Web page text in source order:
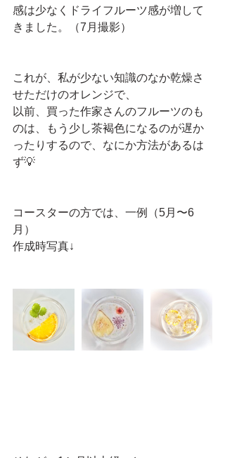
感は少なくドライフルーツ感が増して
きました。（7月撮影）
これが、私が少ない知識のなか乾燥さ
せただけのオレンジで、
以前、買った作家さんのフルーツのも
のは、もう少し茶褐色になるのが遅か
ったりするので、なにか方法があるは
ず💡
コースターの方では、一例（5月〜6
月）
作成時写真↓